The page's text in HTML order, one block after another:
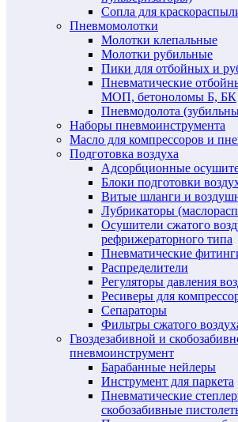
Сопла для
Пневмомолотки
Молотки клепальные
Молотки рубильные
Пики для отбойных и
Пневматические
МОП, бетоноломы Б, БК
Пневмодолота
Наборы пневмоинструмента
Масло для компрессоров и
Подготовка воздуха
Адсорбционные
Блоки подготовки
Витые шланги и
Лубрикаторы
Осушители сжатого
рефрижераторного типа
Пневматические
Распределители
Регуляторы давления
Ресиверы для
Сепараторы
Фильтры сжатого
Гвоздезабивной и
пневмоинструмент
Барабанные нейлеры
Инструмент для паркета
Пневматические
скобозабивные